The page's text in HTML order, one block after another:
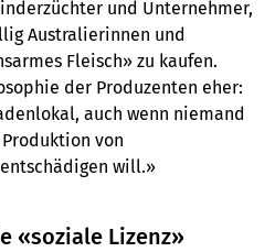
und Unternehmer,
Australierinnen und
Fleisch» zu kaufen.
der Produzenten eher:
auch wenn niemand
von
will.»
«soziale Lizenz»